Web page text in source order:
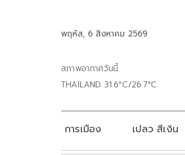
พฤหัส, 6 สิงหาคม 2569
สภาพอากาศวันนี้
THAILAND 31.6°C/26.7°C
การเมือง เปลว สีเงิน